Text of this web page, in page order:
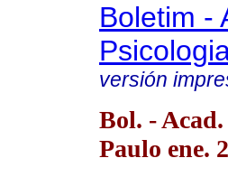
Boletim -
versión
Bol. -
Paulo ene.